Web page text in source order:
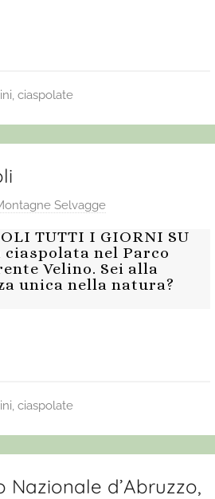
ciaspolate
Selvagge
TUTTI I GIORNI SU
ciaspolata nel Parco
Velino. Sei alla
unica nella natura?
ciaspolate
Nazionale d’Abruzzo,